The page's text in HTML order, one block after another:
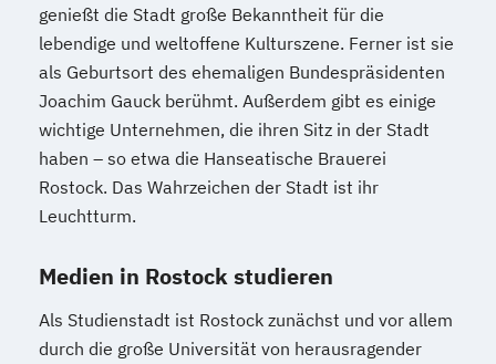
genießt die Stadt große Bekanntheit für die
lebendige und weltoffene Kulturszene. Ferner ist sie
als Geburtsort des ehemaligen Bundespräsidenten
Joachim Gauck berühmt. Außerdem gibt es einige
wichtige Unternehmen, die ihren Sitz in der Stadt
haben – so etwa die Hanseatische Brauerei
Rostock. Das Wahrzeichen der Stadt ist ihr
Leuchtturm.
Medien in Rostock studieren
Als Studienstadt ist Rostock zunächst und vor allem
durch die große Universität von herausragender